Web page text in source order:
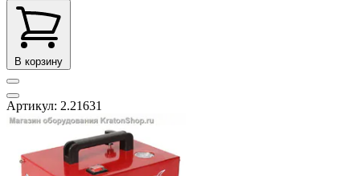
В корзину
Артикул: 2.21631